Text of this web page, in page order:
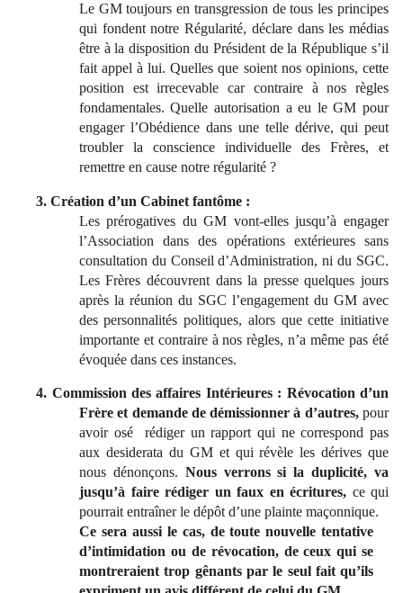
Le GM toujours en transgression de tous les principes
qui fondent notre Régularité, déclare dans les médias
être à la disposition du Président de la République s’il
fait appel à lui. Quelles que soient nos opinions, cette
position est irrecevable car contraire à nos règles
fondamentales. Quelle autorisation a eu le GM pour
engager l’Obédience dans une telle dérive, qui peut
troubler la conscience individuelle des Frères, et
remettre en cause notre régularité ?
3. Création d’un Cabinet fantôme :
Les prérogatives du GM vont-elles jusqu’à engager
l’Association dans des opérations extérieures sans
consultation du Conseil d’Administration, ni du SGC.
Les Frères découvrent dans la presse quelques jours
après la réunion du SGC l’engagement du GM avec
des personnalités politiques, alors que cette initiative
importante et contraire à nos règles, n’a même pas été
évoquée dans ces instances.
4. Commission des affaires Intérieures : Révocation d’un
Frère et demande de démissionner à d’autres, pour
avoir osé rédiger un rapport qui ne correspond pas
aux desiderata du GM et qui révèle les dérives que
nous dénonçons. Nous verrons si la duplicité, va
jusqu’à faire rédiger un faux en écritures, ce qui
pourrait entraîner le dépôt d’une plainte maçonnique.
Ce sera aussi le cas, de toute nouvelle tentative
d’intimidation ou de révocation, de ceux qui se
montreraient trop gênants par le seul fait qu’ils